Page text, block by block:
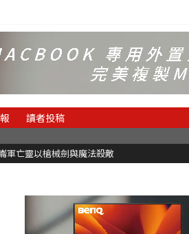
讀者投稿
軍亡靈以槍械劍與魔法殺敵